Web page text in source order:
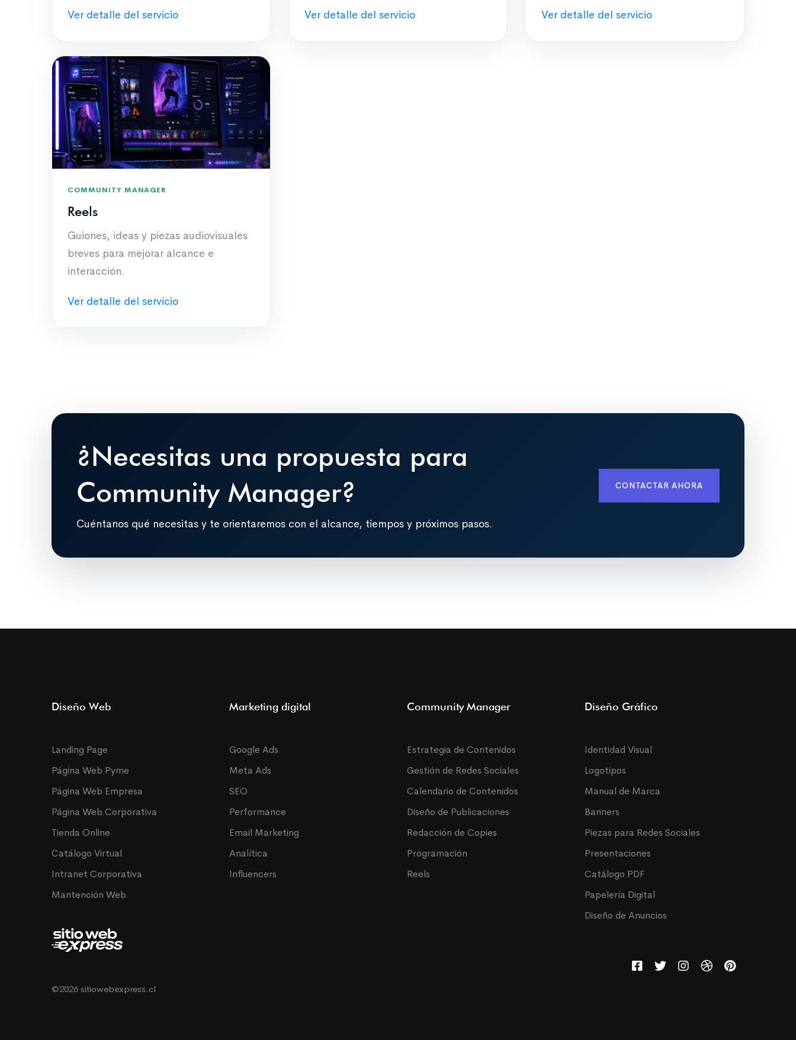
Ver detalle del servicio Ver detalle del servicio Ver detalle del servicio
COMMUNITY MANAGER
Reels
Guiones, ideas y piezas audiovisuales
breves para mejorar alcance e
interacción.
Ver detalle del servicio
¿Necesitas una propuesta para
Community Manager?
Cuéntanos qué necesitas y te orientaremos con el alcance, tiempos y próximos pasos.
CONTACTAR AHORA
Diseño Web
Landing Page
Página Web Pyme
Página Web Empresa
Página Web Corporativa
Tienda Online
Catálogo Virtual
Intranet Corporativa
Mantención Web
Marketing digital
Google Ads
Meta Ads
SEO
Performance
Email Marketing
Analítica
Influencers
Community Manager
Estrategia de Contenidos
Gestión de Redes Sociales
Calendario de Contenidos
Diseño de Publicaciones
Redacción de Copies
Programación
Reels
Diseño Gráfico
Identidad Visual
Logotipos
Manual de Marca
Banners
Piezas para Redes Sociales
Presentaciones
Catálogo PDF
Papelería Digital
Diseño de Anuncios
©2026 sitiowebexpress.cl